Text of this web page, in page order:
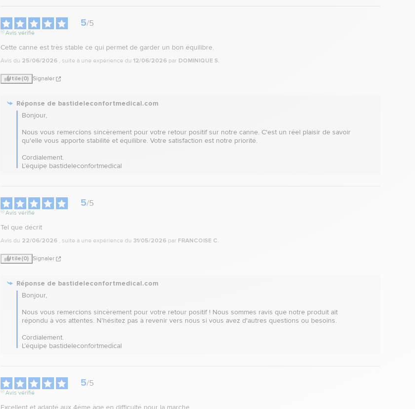
5/5
Avis vérifié
Cette canne est très stable ce qui permet de garder un bon équilibre.
Avis du 25/06/2026 , suite à une expérience du 12/06/2026 par DOMINIQUE S.
Utile(0) Signaler
Réponse de bastideleconfortmedical.com
Bonjour,
Nous vous remercions sincèrement pour votre retour positif sur notre canne. C'est un réel plaisir de savoir
qu'elle vous apporte stabilité et équilibre. Votre satisfaction est notre priorité.
Cordialement.
L’équipe bastideleconfortmedical
5/5
Avis vérifié
Tel que décrit
Avis du 22/06/2026 , suite à une expérience du 31/05/2026 par FRANCOISE C.
Utile(0) Signaler
Réponse de bastideleconfortmedical.com
Bonjour,
Nous vous remercions sincèrement pour votre retour positif ! Nous sommes ravis que notre produit ait
répondu à vos attentes. N'hésitez pas à revenir vers nous si vous avez d'autres questions ou besoins.
Cordialement.
L’équipe bastideleconfortmedical
5/5
Avis vérifié